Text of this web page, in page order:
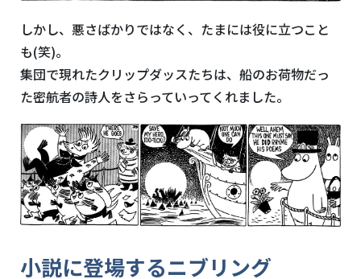
しかし、悪さばかりではなく、たまには役に立つこと
も(笑)。
集団で現れたクリップダッスたちは、船のお荷物だっ
た密航者の詩人をさらっていってくれました。
小説に登場するニブリング